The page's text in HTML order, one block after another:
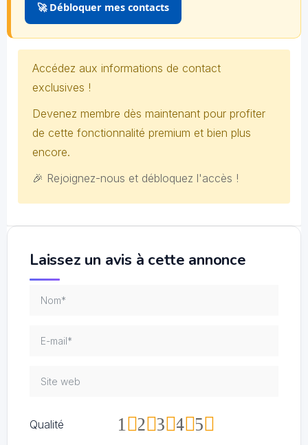
🚀 Débloquer mes contacts
Accédez aux informations de contact
exclusives !
Devenez membre dès maintenant pour profiter
de cette fonctionnalité premium et bien plus
encore.
🎉 Rejoignez-nous et débloquez l'accès !
Laissez un avis à cette annonce
Qualité 5
4
3
2
1